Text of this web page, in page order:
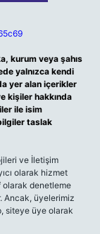
kurum veya şahıs
yalnızca kendi
yer alan içerikler
kişiler hakkında
ile isim
taslak
ve İletişim
olarak hizmet
denetleme
Ancak, üyelerimiz
siteye üye olarak